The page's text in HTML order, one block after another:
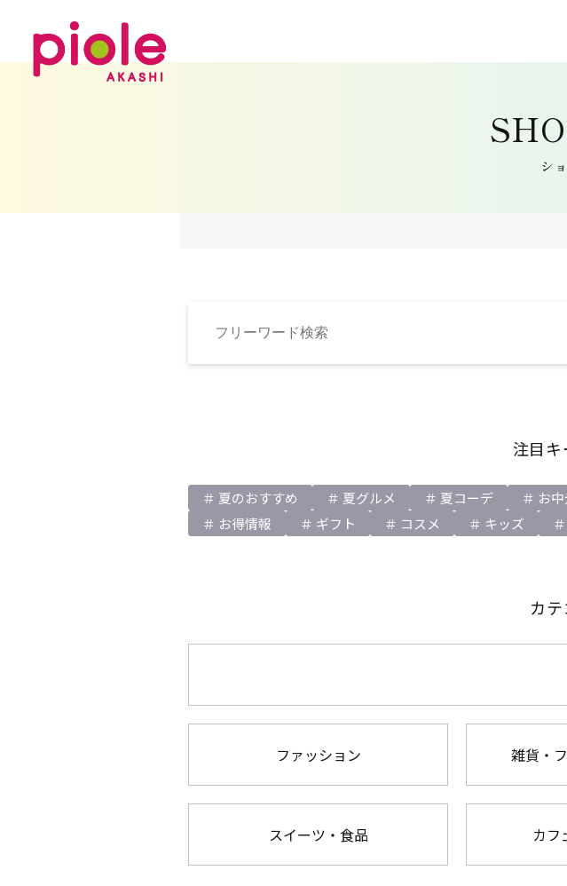
シ
注目
夏のおすすめ 夏グルメ 夏コーデ お
お得情報
ギフト コスメ キッズ
カ
ファッション 雑貨・
スイーツ・食品 カフ